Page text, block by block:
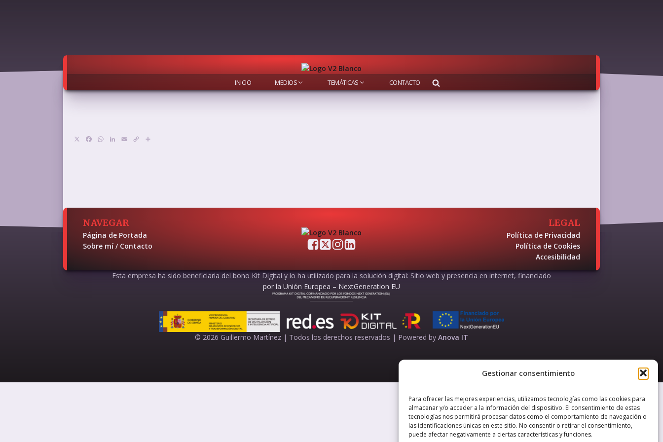
Gestionar consentimiento
Para ofrecer las mejores experiencias, utilizamos tecnologías como las cookies para
almacenar y/o acceder a la información del dispositivo. El consentimiento de estas
tecnologías nos permitirá procesar datos como el comportamiento de navegación o
las identificaciones únicas en este sitio. No consentir o retirar el consentimiento,
puede afectar negativamente a ciertas características y funciones.
INICIO MEDIOS TEMÁTICAS CONTACTO
Facebook
WhatsApp
LinkedIn
EmailCopy
NAVEGAR
Página de Portada
Sobre mí / Contacto
LEGAL
Política de Privacidad
Política de Cookies
Accesibilidad
Esta empresa ha sido beneficiaria del bono Kit Digital y lo ha utilizado para la solución digital: Sitio web y presencia en internet, financiado
por la Unión Europea – NextGeneration EU
© 2026 Guillermo Martínez | Todos los derechos reservados | Powered by Anova IT